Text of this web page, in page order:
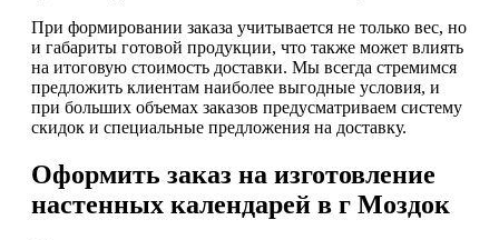
При формировании заказа учитывается не только вес, но
и габариты готовой продукции, что также может влиять
на итоговую стоимость доставки. Мы всегда стремимся
предложить клиентам наиболее выгодные условия, и
при больших объемах заказов предусматриваем систему
скидок и специальные предложения на доставку.
Оформить заказ на изготовление
настенных календарей в г Моздок